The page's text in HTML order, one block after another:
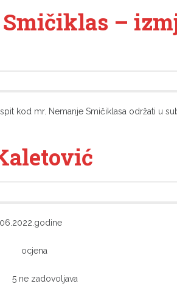
–
kod mr. Nemanje Smičiklasa održati u
ocjena
zadovoljava